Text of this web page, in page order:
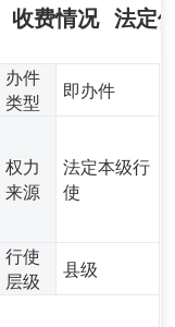
收费情况 法定
办件
类型
即办件
权力
来源
法定本级行
使
行使
层级
县级